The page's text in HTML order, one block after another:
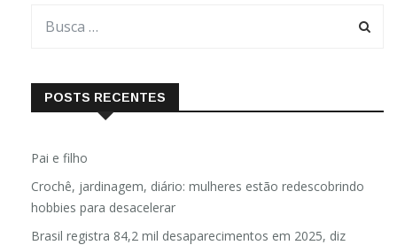
POSTS RECENTES
Pai e filho
Crochê, jardinagem, diário: mulheres estão redescobrindo
hobbies para desacelerar
Brasil registra 84,2 mil desaparecimentos em 2025, diz